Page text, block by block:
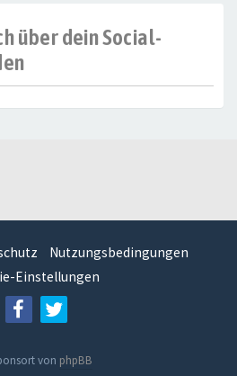
über dein Social-
Nutzungsbedingungen
Einstellungen
von phpBB